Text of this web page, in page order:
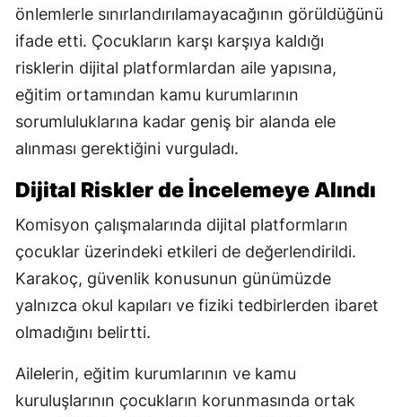
önlemlerle sınırlandırılamayacağının görüldüğünü
ifade etti. Çocukların karşı karşıya kaldığı
risklerin dijital platformlardan aile yapısına,
eğitim ortamından kamu kurumlarının
sorumluluklarına kadar geniş bir alanda ele
alınması gerektiğini vurguladı.
Dijital Riskler de İncelemeye Alındı
Komisyon çalışmalarında dijital platformların
çocuklar üzerindeki etkileri de değerlendirildi.
Karakoç, güvenlik konusunun günümüzde
yalnızca okul kapıları ve fiziki tedbirlerden ibaret
olmadığını belirtti.
Ailelerin, eğitim kurumlarının ve kamu
kuruluşlarının çocukların korunmasında ortak